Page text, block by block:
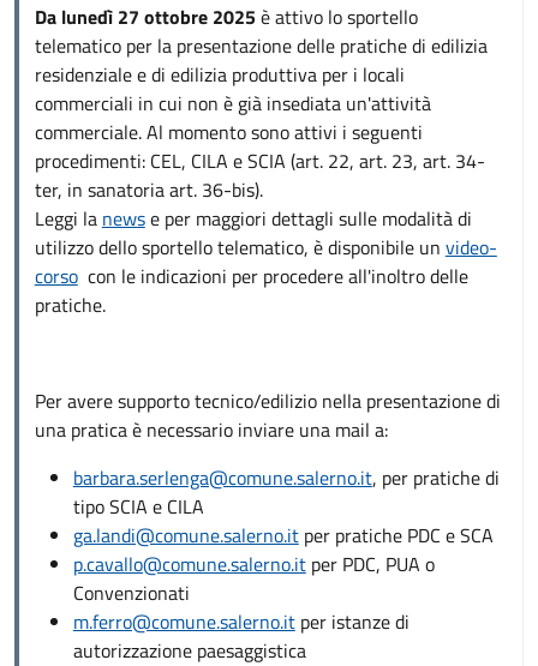
Da lunedì 27 ottobre 2025è attivo lo sportello
telematico per la presentazione delle pratiche di edilizia
residenziale e di edilizia produttiva per i locali
commerciali in cui non è già insediata un'attività
commerciale. Al momento sono attivi i seguenti
procedimenti: CEL, CILA e SCIA (art. 22, art. 23, art. 34-
ter, in sanatoria art. 36-bis).
Leggi la newse per maggiori dettagli sulle modalità di
utilizzo dello sportello telematico, è disponibile un video-
corsocon le indicazioni per procedere all'inoltro delle
pratiche.
Per avere supporto tecnico/edilizio nella presentazione di
una pratica è necessario inviare una mail a:
barbara.serlenga@comune.salerno.it, per pratiche di
tipo SCIA e CILA
ga.landi@comune.salerno.itper pratiche PDC e SCA
p.cavallo@comune.salerno.itper PDC, PUA o
Convenzionati
m.ferro@comune.salerno.itper istanze di
autorizzazione paesaggistica